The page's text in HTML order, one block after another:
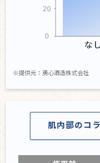
※提供元：勇心酒造株式会社
肌内部のコ